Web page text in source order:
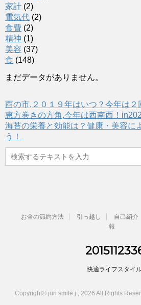
家計 (2)
電気代 (2)
食費 (2)
精神 (1)
美容 (37)
食 (148)
まだデータがありません。
酉の市,２０１９年はいつ？今年は２
恵方巻きの方角,今年は西南西！
海苔の栄養と効能は？健康・美容に
う！
お金の節約方法 引っ越し 自己紹介
報
快適ライフスタイ
Copyright© jun smile j , 2026 All Rights